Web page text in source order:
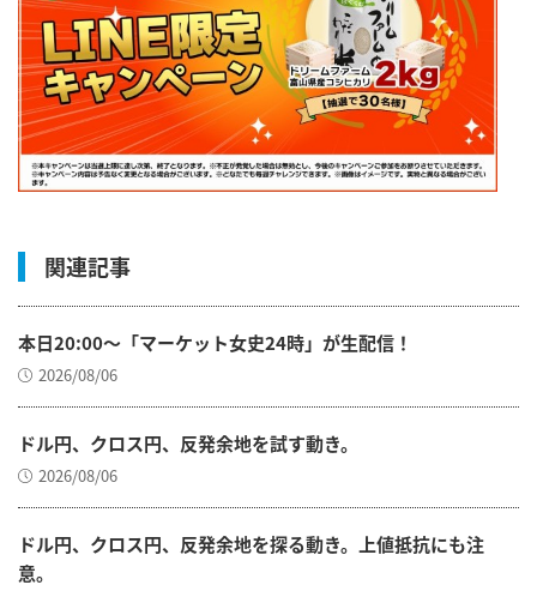
関連記事
本日20:00～「マーケット女史24時」が生配信！
2026/08/06
ドル円、クロス円、反発余地を試す動き。
2026/08/06
ドル円、クロス円、反発余地を探る動き。上値抵抗にも注
意。